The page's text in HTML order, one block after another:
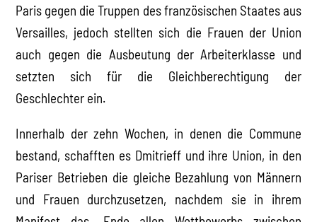
Paris gegen die Truppen des französischen Staates aus
Versailles, jedoch stellten sich die Frauen der Union
auch gegen die Ausbeutung der Arbeiterklasse und
setzten sich für die Gleichberechtigung der
Geschlechter ein.
Innerhalb der zehn Wochen, in denen die Commune
bestand, schafften es Dmitrieff und ihre Union, in den
Pariser Betrieben die gleiche Bezahlung von Männern
und Frauen durchzusetzen, nachdem sie in ihrem